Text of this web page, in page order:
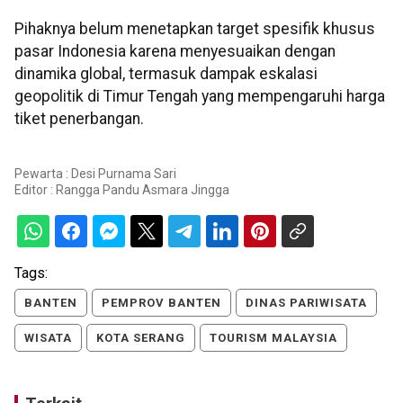
Pihaknya belum menetapkan target spesifik khusus
pasar Indonesia karena menyesuaikan dengan
dinamika global, termasuk dampak eskalasi
geopolitik di Timur Tengah yang mempengaruhi harga
tiket penerbangan.
Pewarta : Desi Purnama Sari
Editor : Rangga Pandu Asmara Jingga
Tags:
BANTEN PEMPROV BANTEN DINAS PARIWISATA
WISATA KOTA SERANG TOURISM MALAYSIA